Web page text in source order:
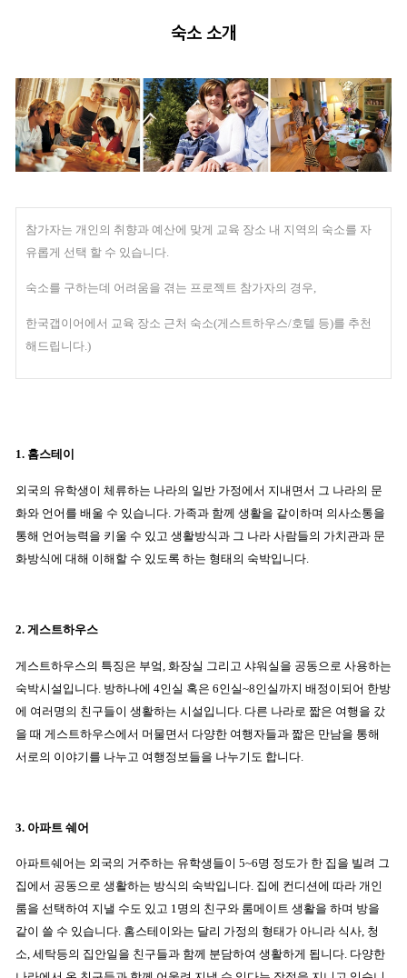
숙소 소개
참가자는 개인의 취향과 예산에 맞게 교육 장소 내 지역의 숙소를 자
유롭게 선택 할 수 있습니다.
숙소를 구하는데 어려움을 겪는 프로젝트 참가자의 경우,
한국갭이어에서 교육 장소 근처 숙소(게스트하우스/호텔 등)를 추천
해드립니다.)
1. 홈스테이
외국의 유학생이 체류하는 나라의 일반 가정에서 지내면서 그 나라의 문
화와 언어를 배울 수 있습니다. 가족과 함께 생활을 같이하며 의사소통을
통해 언어능력을 키울 수 있고 생활방식과 그 나라 사람들의 가치관과 문
화방식에 대해 이해할 수 있도록 하는 형태의 숙박입니다.
2. 게스트하우스
게스트하우스의 특징은 부엌, 화장실 그리고 샤워실을 공동으로 사용하는
숙박시설입니다. 방하나에 4인실 혹은 6인실~8인실까지 배정이되어 한방
에 여러명의 친구들이 생활하는 시설입니다. 다른 나라로 짧은 여행을 갔
을 때 게스트하우스에서 머물면서 다양한 여행자들과 짧은 만남을 통해
서로의 이야기를 나누고 여행정보들을 나누기도 합니다.
3. 아파트 쉐어
아파트쉐어는 외국의 거주하는 유학생들이 5~6명 정도가 한 집을 빌려 그
집에서 공동으로 생활하는 방식의 숙박입니다. 집에 컨디션에 따라 개인
룸을 선택하여 지낼 수도 있고 1명의 친구와 룸메이트 생활을 하며 방을
같이 쓸 수 있습니다. 홈스테이와는 달리 가정의 형태가 아니라 식사, 청
소, 세탁등의 집안일을 친구들과 함께 분담하여 생활하게 됩니다. 다양한